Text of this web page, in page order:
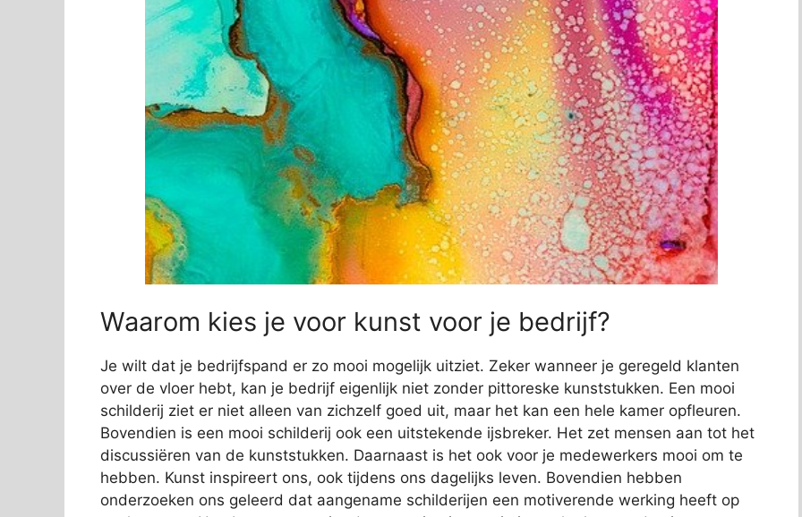
Waarom kies je voor kunst voor je bedrijf?
Je wilt dat je bedrijfspand er zo mooi mogelijk uitziet. Zeker wanneer je geregeld klanten
over de vloer hebt, kan je bedrijf eigenlijk niet zonder pittoreske kunststukken. Een mooi
schilderij ziet er niet alleen van zichzelf goed uit, maar het kan een hele kamer opfleuren.
Bovendien is een mooi schilderij ook een uitstekende ijsbreker. Het zet mensen aan tot het
discussiëren van de kunststukken. Daarnaast is het ook voor je medewerkers mooi om te
hebben. Kunst inspireert ons, ook tijdens ons dagelijks leven. Bovendien hebben
onderzoeken ons geleerd dat aangename schilderijen een motiverende werking heeft op